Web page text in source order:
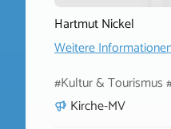
Hartmut Nickel
Weitere
#Kultur & Tourismus
Kirche-MV